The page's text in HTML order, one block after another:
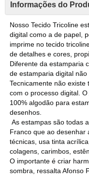
Informações do
Nosso Tecido Tricoline
digital como a de papel,
imprime no tecido
de detalhes e cores,
Diferente da estamparia
de estamparia digital não
Tecnicamente não
com o processo digital.
100% algodão para
desenhos.
As estampas são todas
Franco que ao desenhar
técnicas, usa tinta
colagens, carimbos,
O importante é criar
sombra, ressalta Afonso